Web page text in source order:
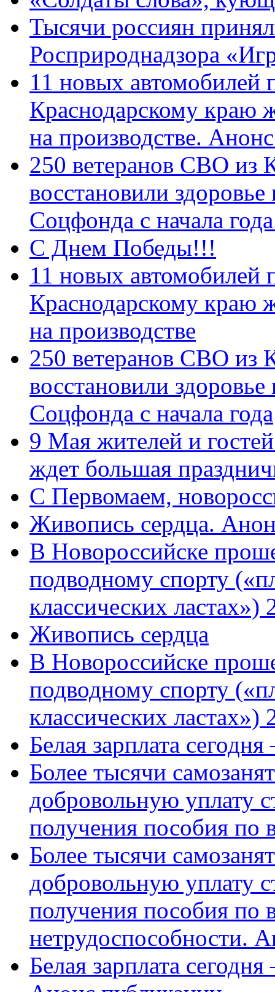
Тысячи россиян
Росприроднадзора
11 новых автомобилей
Краснодарскому краю
на производстве.
250 ветеранов СВО из
восстановили
Соцфонда с начала
С Днем Победы!!!
11 новых автомобилей
Краснодарскому краю
на производстве
250 ветеранов СВО из
восстановили
Соцфонда с начала года
9 Мая жителей и
ждет большая
C Первомаем,
Живопись сердца.
В Новороссийске
подводному спорту
классических
Живопись сердца
В Новороссийске
подводному спорту
классических ластах»)
Белая зарплата
Более тысячи
добровольную уплату
получения пособия по
Более тысячи
добровольную уплату
получения пособия по
нетрудоспособности.
Белая зарплата